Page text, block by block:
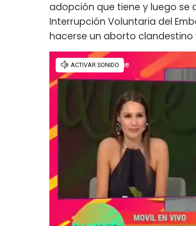
adopción que tiene y luego se
Interrupción Voluntaria del
hacerse un aborto clandestino